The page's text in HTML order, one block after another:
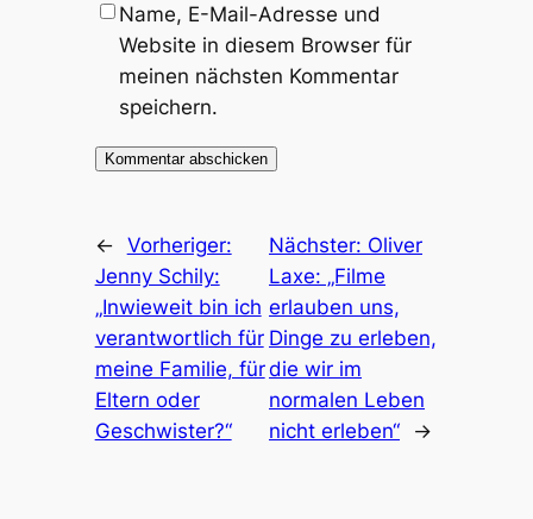
Name, E-Mail-Adresse und
Website in diesem Browser für
meinen nächsten Kommentar
speichern.
← Vorheriger:
Jenny Schily:
„Inwieweit bin ich
verantwortlich für
meine Familie, für
Eltern oder
Geschwister?“
Nächster: Oliver
Laxe: „Filme
erlauben uns,
Dinge zu erleben,
die wir im
normalen Leben
nicht erleben“
→